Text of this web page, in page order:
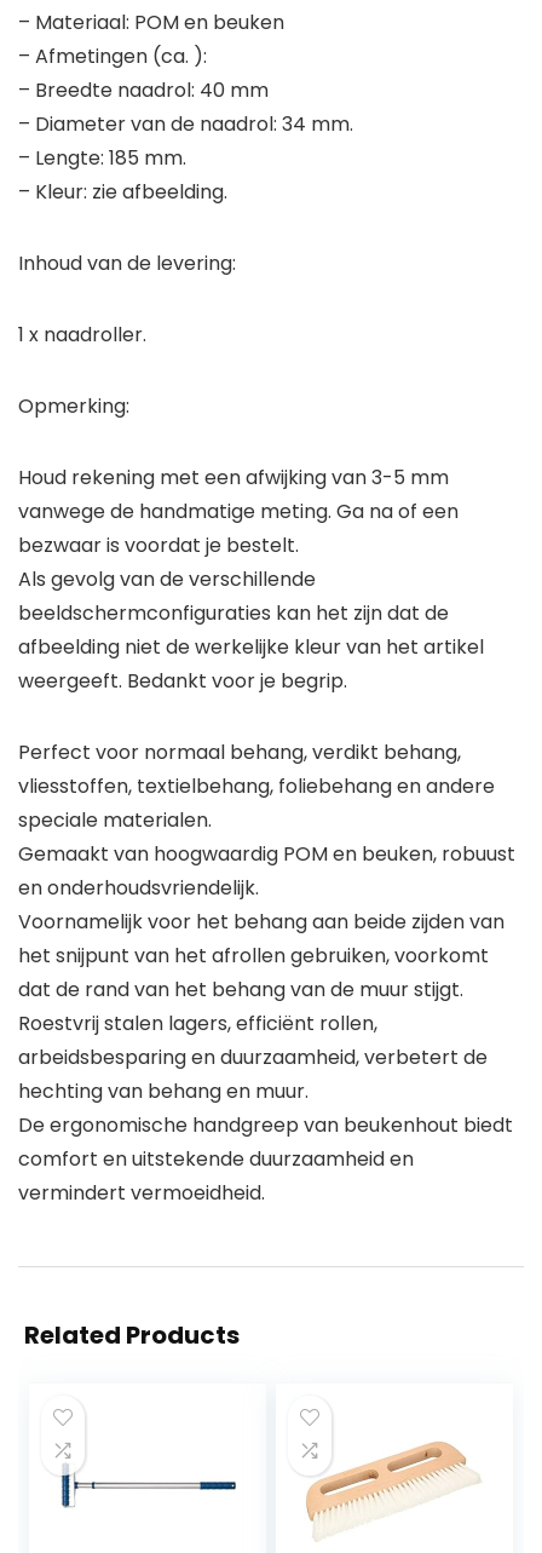
– Materiaal: POM en beuken
– Afmetingen (ca. ):
– Breedte naadrol: 40 mm
– Diameter van de naadrol: 34 mm.
– Lengte: 185 mm.
– Kleur: zie afbeelding.
Inhoud van de levering:
1 x naadroller.
Opmerking:
Houd rekening met een afwijking van 3-5 mm
vanwege de handmatige meting. Ga na of een
bezwaar is voordat je bestelt.
Als gevolg van de verschillende
beeldschermconfiguraties kan het zijn dat de
afbeelding niet de werkelijke kleur van het artikel
weergeeft. Bedankt voor je begrip.
Perfect voor normaal behang, verdikt behang,
vliesstoffen, textielbehang, foliebehang en andere
speciale materialen.
Gemaakt van hoogwaardig POM en beuken, robuust
en onderhoudsvriendelijk.
Voornamelijk voor het behang aan beide zijden van
het snijpunt van het afrollen gebruiken, voorkomt
dat de rand van het behang van de muur stijgt.
Roestvrij stalen lagers, efficiënt rollen,
arbeidsbesparing en duurzaamheid, verbetert de
hechting van behang en muur.
De ergonomische handgreep van beukenhout biedt
comfort en uitstekende duurzaamheid en
vermindert vermoeidheid.
Related Products